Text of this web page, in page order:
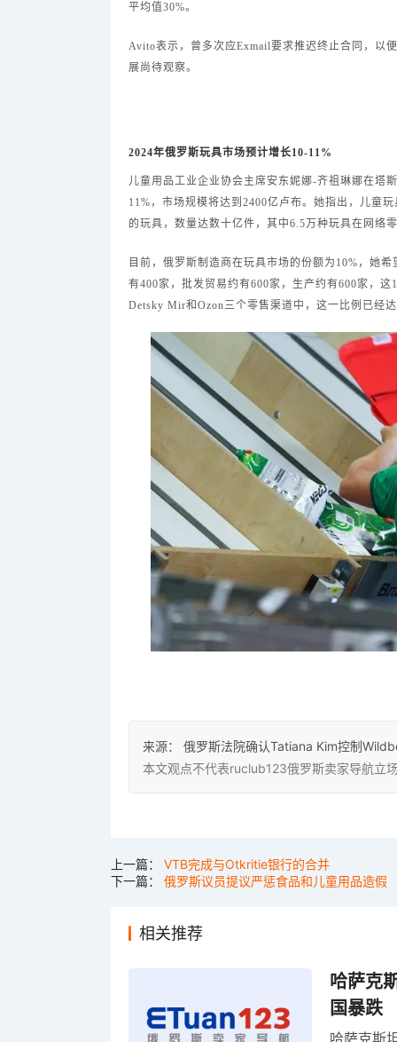
平均值30%。
Avito表示，曾多次应Exmail要求推迟终止合同，以
展尚待观察。
2024年俄罗斯玩具市场预计增长10-11%
儿童用品工业企业协会主席安东妮娜-齐祖琳娜在塔
11%，市场规模将达到2400亿卢布。她指出，儿童
的玩具，数量达数十亿件，其中6.5万种玩具在网络
目前，俄罗斯制造商在玩具市场的份额为10%，她
有400家，批发贸易约有600家，生产约有600家，
Detsky Mir和Ozon三个零售渠道中，这一比例已经
来源：
俄罗斯法院确认Tatiana Kim控制
本文观点不代表ruclub123俄罗斯卖家导航立
上一篇： VTB完成与Otkritie银行的合并
下一篇： 俄罗斯议员提议严惩食品和儿童用品造假
相关推荐
哈萨克
国暴跌
哈萨克斯